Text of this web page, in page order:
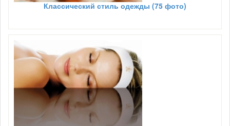
Классический стиль одежды (75 фото)